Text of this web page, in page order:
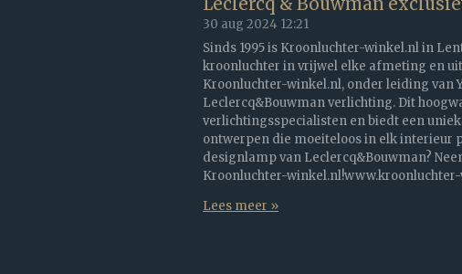
30 aug 2024 12:21
Sinds 1995 is Kroonluchter-winkel.nl in
kroonluchter in vrijwel elke afmeting en
Kroonluchter-winkel.nl, onder leiding van
Leclercq&Bouwman verlichting. Dit
verlichtingsspecialisten en biedt een
ontwerpen die moeiteloos in elk interieur
designlamp van Leclercq&Bouwman?
Kroonluchter-
Lees meer »